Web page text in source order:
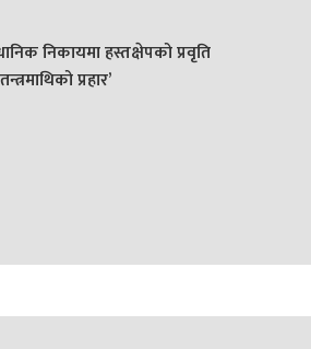
निकायमा हस्तक्षेपको प्रवृति
प्रहार’